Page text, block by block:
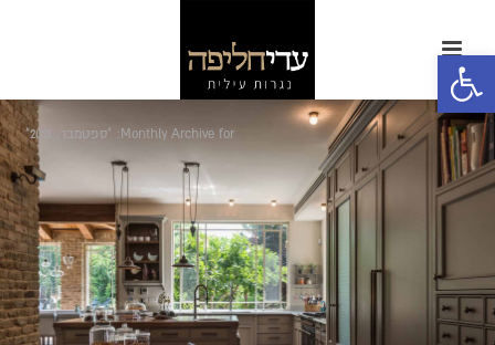
פתח סרגל נגישות
Monthly Archive for: "ספטמבר, 2021"